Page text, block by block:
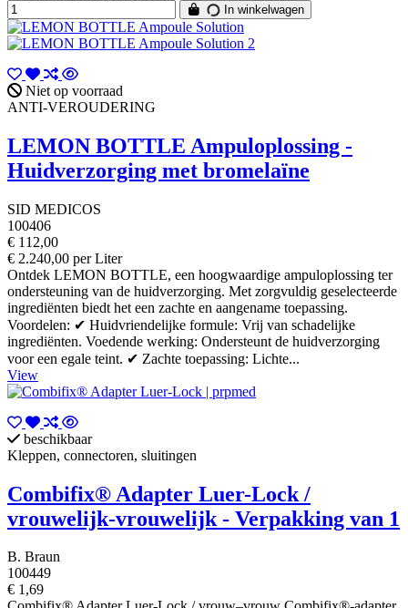
In winkelwagen
Niet op voorraad
ANTI-VEROUDERING
LEMON BOTTLE Ampuloplossing -
Huidverzorging met bromelaïne
SID MEDICOS
100406
€ 112,00
€ 2.240,00 per Liter
Ontdek LEMON BOTTLE, een hoogwaardige ampuloplossing ter
ondersteuning van de huidverzorging. Met zorgvuldig geselecteerde
ingrediënten biedt het een zachte en aangename toepassing.
Voordelen: ✔ Huidvriendelijke formule: Vrij van schadelijke
ingrediënten. Voedende werking: Ondersteunt de huidverzorging
voor een egale teint. ✔ Zachte toepassing: Lichte...
View
beschikbaar
Kleppen, connectoren, sluitingen
Combifix® Adapter Luer-Lock /
vrouwelijk-vrouwelijk - Verpakking van 1
B. Braun
100449
€ 1,69